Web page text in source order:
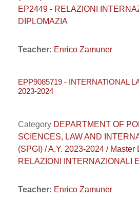
EP2449 - RELAZIONI
DIPLOMAZIA
Teacher: Enrico Zamuner
EPP9085719 - INTERNATIONAL
2023-2024
Category DEPARTMENT OF
SCIENCES, LAW AND
(SPGI) / A.Y. 2023-2024 /
RELAZIONI INTERNAZIONALI
Teacher: Enrico Zamuner